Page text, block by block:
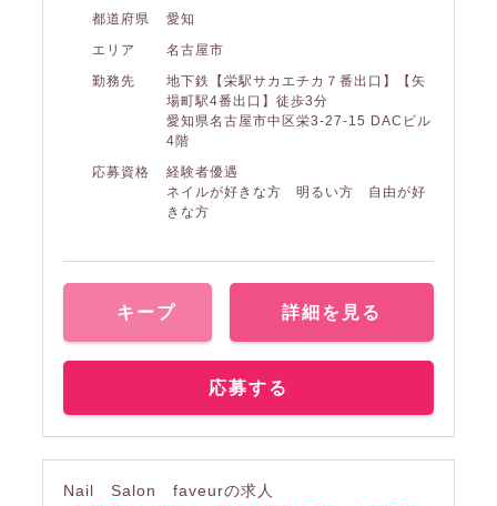
都道府県
愛知
エリア
名古屋市
勤務先
地下鉄【栄駅サカエチカ７番出口】【矢
場町駅4番出口】徒歩3分
愛知県名古屋市中区栄3-27-15 DACビル
4階
応募資格
経験者優遇
ネイルが好きな方 明るい方 自由が好
きな方
キープ 詳細を見る
応募する
Nail Salon faveurの求人